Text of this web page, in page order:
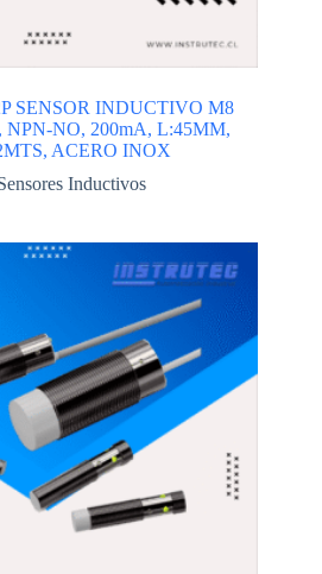
SENSOR INDUCTIVO M8
NPN-NO, 200mA, L:45MM,
ACERO INOX
Inductivos